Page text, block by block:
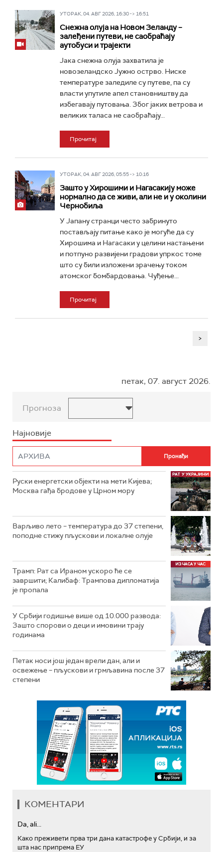
УТОРАК, 04. АВГ 2026, 16:30 -> 16:51
Снежна олуја на Новом Зеланду –
залеђени путеви, не саобраћају
аутобуси и трајекти
Јака снежна олуја захватила је
новозеландско Јужно острво. Ниске
температуре заледиле су путеве, па су
власти упутиле апел становништву да
избегавају путовања. Због јаких ветрова и
великих таласа не саобраћају...
Прочитај
УТОРАК, 04. АВГ 2026, 05:55 -> 10:16
Зашто у Хирошими и Нагасакију може
нормално да се живи, али не и у околини
Чернобиља
У Јапану странци често забринуто
постављају питање како је могуће да су
Хирошима и Нагасаки у целини настањени
и потпуно развијени градови упркос томе
што су били изложени зрачењу током
атомског бомбардовања. Чуђење...
Прочитај
>
петак, 07. август 2026.
Прогноза
Најновије
Руски енергетски објекти на мети Кијева;
Москва гађа бродове у Црном мору
Варљиво лето – температура до 37 степени,
поподне стижу пљускови и локалне олује
Трамп: Рат са Ираном ускоро ће се
завршити; Калибаф: Трампова дипломатија
је пропала
У Србији годишње више од 10.000 развода:
Зашто спорови о деци и имовини трају
годинама
Петак носи још један врели дан, али и
освежење – пљускови и грмљавина после 37
степени
КОМЕНТАРИ
Da, ali...
Како преживети прва три дана катастрофе у Србији, и за
шта нас припрема ЕУ